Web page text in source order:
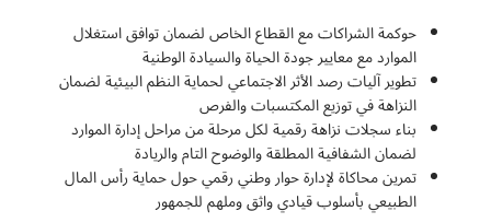
حوكمة الشراكات مع القطاع الخاص لضمان توافق استغلال
الموارد مع معايير جودة الحياة والسيادة الوطنية
تطوير آليات رصد الأثر الاجتماعي لحماية النظم البيئية لضمان
النزاهة في توزيع المكتسبات والفرص
بناء سجلات نزاهة رقمية لكل مرحلة من مراحل إدارة الموارد
لضمان الشفافية المطلقة والوضوح التام والريادة
تمرين محاكاة لإدارة حوار وطني رقمي حول حماية رأس المال
الطبيعي بأسلوب قيادي واثق وملهم للجمهور